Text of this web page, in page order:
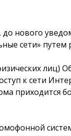
до нового
сети»
к сети
приходится